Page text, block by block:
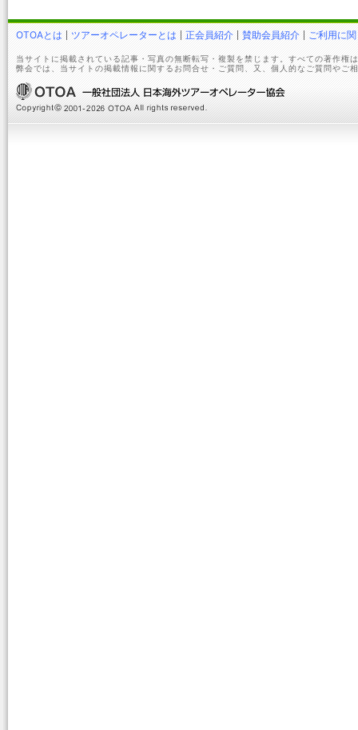
OTOAとは ツアーオペレーターとは 正会員紹介 賛助会員紹介 ご利用に
当サイトに掲載されている記事・写真の無断転写・複製を禁じます。すべての著作権
弊会では、当サイトの掲載情報に関するお問合せ・ご質問、又、個人的なご質問やご